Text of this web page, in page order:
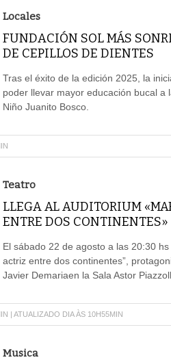
Locales
FUNDACIÓN SOL MÁS
DE CEPILLOS DE DIENTES
Tras el éxito de la edición 2025, la
poder llevar mayor educación bucal
Niño Juanito Bosco.
Teatro
LLEGA AL AUDITORIUM
ENTRE DOS CONTINENTES»
El sábado 22 de agosto a las 20:30
actriz entre dos continentes”,
Javier Demariaen la Sala Astor
| ATUALIZADO DIA ÀS 10H55MIN
Musica